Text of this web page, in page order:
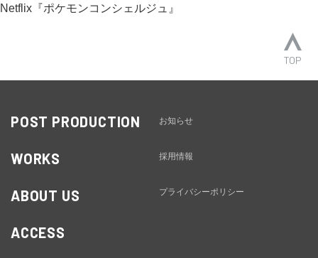
Netflix『ポケモンコンシェルジュ』
TOP
POST PRODUCTION
WORKS
ABOUT US
ACCESS
お知らせ
採用情報
プライバシーポリシー